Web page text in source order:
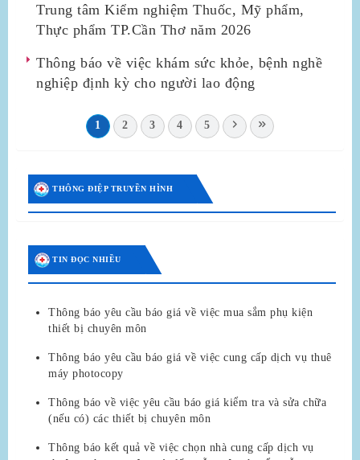
Trung tâm Kiểm nghiệm Thuốc, Mỹ phẩm,
Thực phẩm TP.Cần Thơ năm 2026
Thông báo về việc khám sức khỏe, bệnh nghề
nghiệp định kỳ cho người lao động
1 2 3 4 5
THÔNG ĐIỆP TRUYỀN HÌNH
TIN ĐỌC NHIỀU
Thông báo yêu cầu báo giá về việc mua sắm phụ kiện
thiết bị chuyên môn
Thông báo yêu cầu báo giá về việc cung cấp dịch vụ thuê
máy photocopy
Thông báo về việc yêu cầu báo giá kiểm tra và sửa chữa
(nếu có) các thiết bị chuyên môn
Thông báo kết quả về việc chọn nhà cung cấp dịch vụ